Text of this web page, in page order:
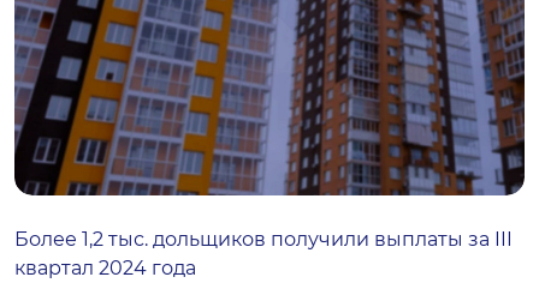
Более 1,2 тыс. дольщиков получили выплаты за III
квартал 2024 года